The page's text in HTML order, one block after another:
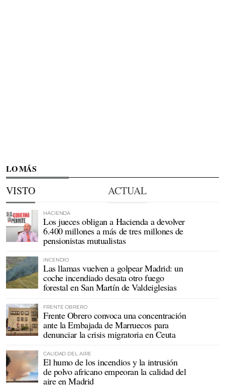
LO MÁS
VISTO ACTUAL
HACIENDA
Los jueces obligan a Hacienda a devolver
6.400 millones a más de tres millones de
pensionistas mutualistas
INCENDIO
Las llamas vuelven a golpear Madrid: un
coche incendiado desata otro fuego
forestal en San Martín de Valdeiglesias
FRENTE OBRERO
Frente Obrero convoca una concentración
ante la Embajada de Marruecos para
denunciar la crisis migratoria en Ceuta
CALIDAD DEL AIRE
El humo de los incendios y la intrusión
de polvo africano empeoran la calidad del
aire en Madrid